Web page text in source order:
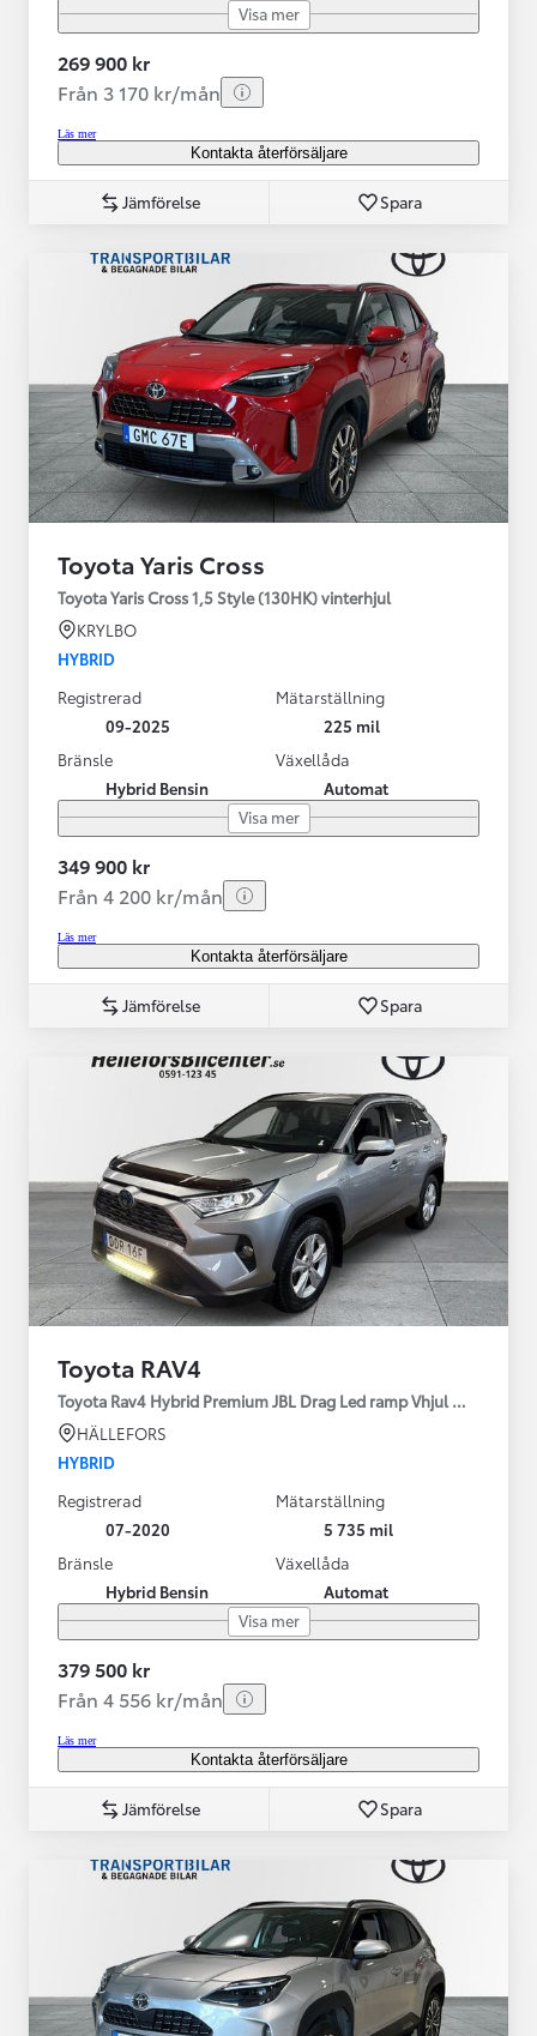
Visa mer
269 900 kr
Från 3 170 kr/mån
Läs mer
Kontakta återförsäljare
Jämförelse Spara
Toyota Yaris Cross
Toyota Yaris Cross 1,5 Style (130HK) vinterhjul
KRYLBO
HYBRID
Registrerad
09-2025
Mätarställning
225 mil
Bränsle
Hybrid Bensin
Växellåda
Automat
Visa mer
349 900 kr
Från 4 200 kr/mån
Läs mer
Kontakta återförsäljare
Jämförelse Spara
Toyota RAV4
Toyota Rav4 Hybrid Premium JBL Drag Led ramp Vhjul motorv
HÄLLEFORS
HYBRID
Registrerad
07-2020
Mätarställning
5 735 mil
Bränsle
Hybrid Bensin
Växellåda
Automat
Visa mer
379 500 kr
Från 4 556 kr/mån
Läs mer
Kontakta återförsäljare
Jämförelse Spara